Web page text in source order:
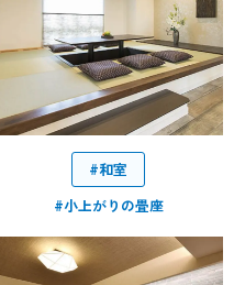
#和室
#小上がりの畳座